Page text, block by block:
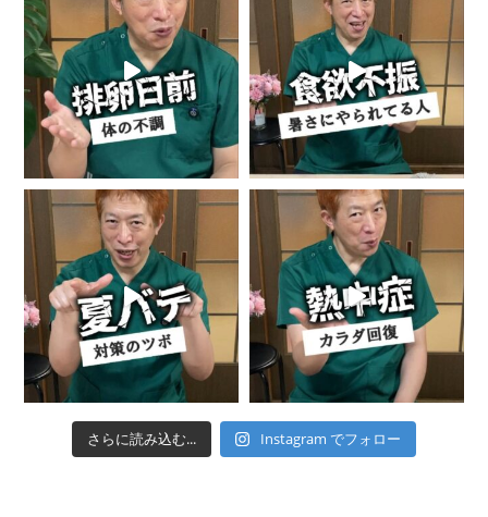
さらに読み込む... Instagram でフォロー